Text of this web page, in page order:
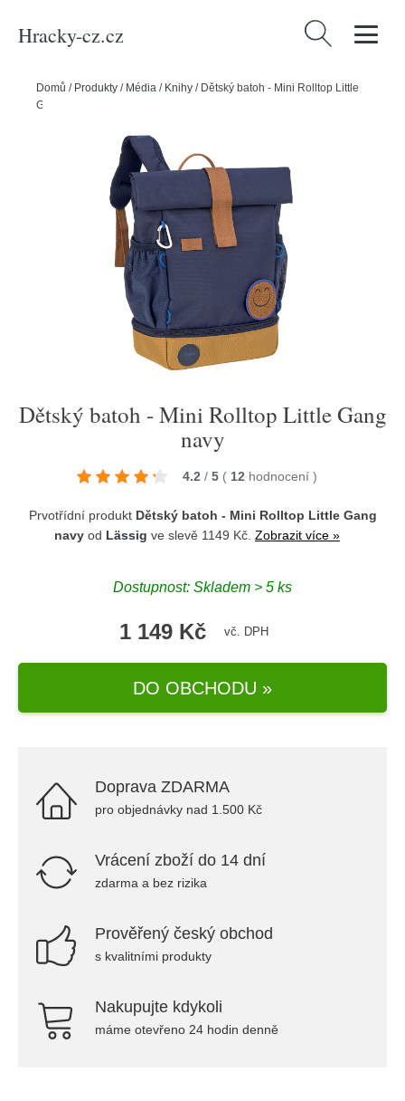
Hracky-cz.cz Vyhledávání
Domů / Produkty / Média / Knihy / Dětský batoh - Mini Rolltop Little
Gang navy
Dětský batoh - Mini Rolltop Little Gang
navy
4.2 / 5 ( 12 hodnocení )
Prvotřídní produkt Dětský batoh - Mini Rolltop Little Gang
navy od Lässig ve slevě 1149 Kč. Zobrazit více »
Dostupnost: Skladem > 5 ks
1 149 Kč vč. DPH
DO OBCHODU »
Doprava ZDARMA
pro objednávky nad 1.500 Kč
Vrácení zboží do 14 dní
zdarma a bez rizika
Prověřený český obchod
s kvalitními produkty
Nakupujte kdykoli
máme otevřeno 24 hodin denně